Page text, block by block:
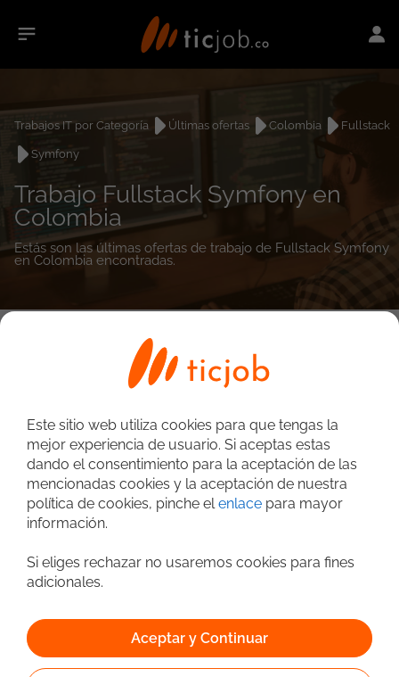
Trabajos IT por Categoría Últimas ofertas Colombia
Fullstack
Symfony
Trabajo Fullstack Symfony en
Colombia
Estás son las últimas ofertas de trabajo de Fullstack Symfony
en Colombia encontradas.
empleos encontrados
del Servicio Público de Empleo según Resolución No.
0026 del 17 de Enero de 2023,
Este sitio web utiliza cookies para que tengas la
mejor experiencia de usuario. Si aceptas estas
dando el consentimiento para la aceptación de las
mencionadas cookies y la aceptación de nuestra
política de cookies, pinche elenlace para mayor
información.
Si eliges rechazar no usaremos cookies para fines
adicionales.
Aceptar y Continuar